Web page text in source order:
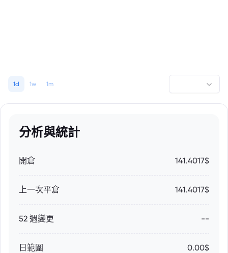
1d 1w 1m
分析與統計
開倉 141.4017$
上一次平倉 141.4017$
52 週變更 --
日範圍 0.00$